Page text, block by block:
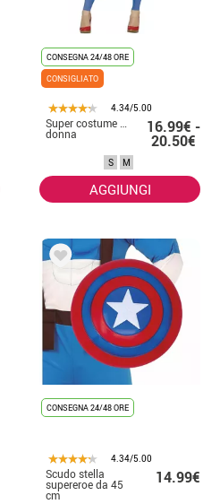
CONSEGNA 24/48 ORE
CONSIGLIATO
4.34/5.00
Super costume stella per
donna 16.99€ -
20.50€
S M
AGGIUNGI
CONSEGNA 24/48 ORE
4.34/5.00
Scudo stella
supereroe da 45
cm
14.99€